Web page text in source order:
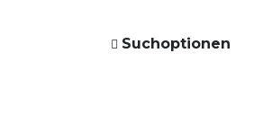
Suchoptionen